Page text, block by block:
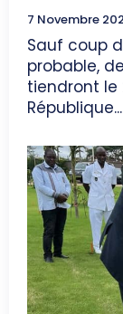
7 Novembre
Sauf coup
probable,
tiendront le
République...